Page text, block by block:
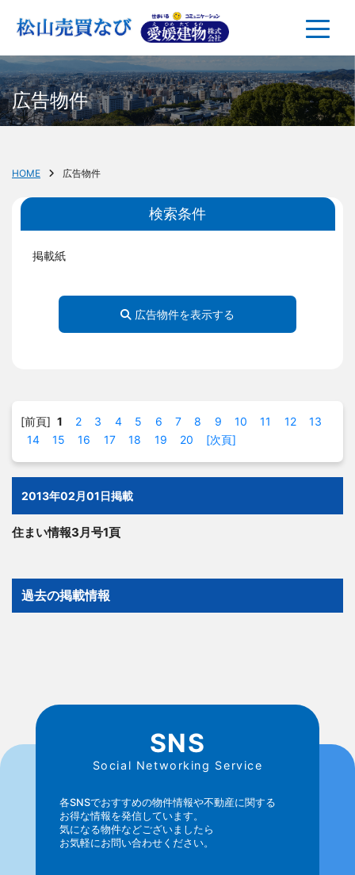
広告物件
HOME 広告物件
検索条件
掲載紙
広告物件を表示する
[前頁] 1 2 3 4 5 6 7 8 9 10 11 12
13
14
15 16 17 18 19 20 [次頁]
過去の掲載情報
2013年02月01日掲載
住まい情報3月号1頁
SNS
Social Networking Service
各SNSでおすすめの物件情報や不動産に関する
お得な情報を発信しています。
気になる物件などございましたら
お気軽にお問い合わせください。